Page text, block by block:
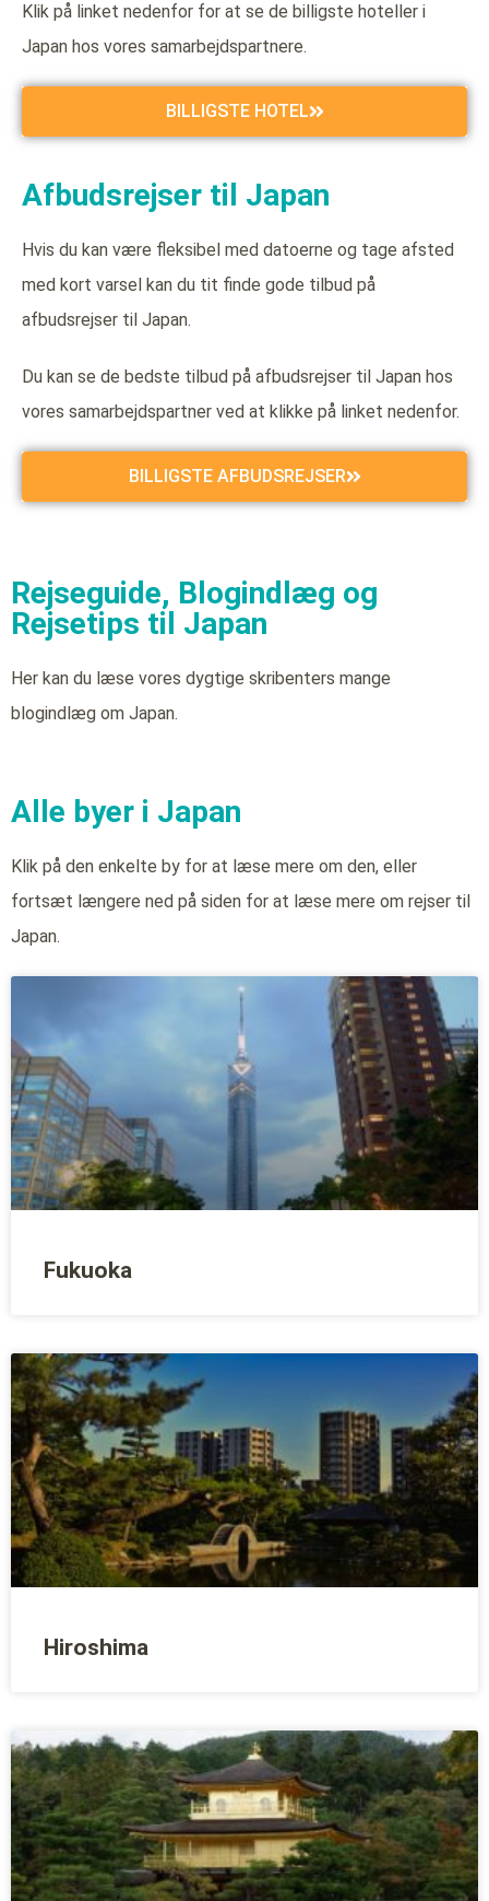
Klik på linket nedenfor for at se de billigste hoteller i
Japan hos vores samarbejdspartnere.
BILLIGSTE HOTEL
Afbudsrejser til Japan
Hvis du kan være fleksibel med datoerne og tage afsted
med kort varsel kan du tit finde gode tilbud på
afbudsrejser til Japan.
Du kan se de bedste tilbud på afbudsrejser til Japan hos
vores samarbejdspartner ved at klikke på linket nedenfor.
BILLIGSTE AFBUDSREJSER
Rejseguide, Blogindlæg og
Rejsetips til Japan
Her kan du læse vores dygtige skribenters mange
blogindlæg om Japan.
Alle byer i Japan
Klik på den enkelte by for at læse mere om den, eller
fortsæt længere ned på siden for at læse mere om rejser til
Japan.
Fukuoka
Hiroshima